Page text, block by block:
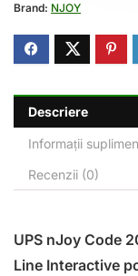
Brand: NJOY
Descriere
Informații
Recenzii (0)
UPS nJoy Code
Line Interactive